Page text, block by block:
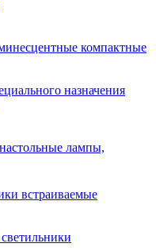
компактные
назначения
лампы,
встраиваемые